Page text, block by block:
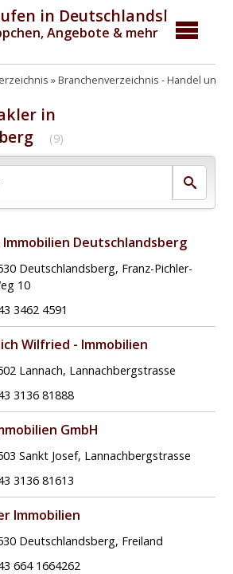
in Deutschlandsberg
Angebote & mehr
Branchenverzeichnis - Handel und
in
(9)
Immobilien Deutschlandsberg
Deutschlandsberg, Franz-Pichler-
10
3462 4591
Wilfried - Immobilien
Lannach, Lannachbergstrasse
3136 81888
GmbH
Sankt Josef, Lannachbergstrasse
3136 81613
Immobilien
Deutschlandsberg, Freiland
664 1664262